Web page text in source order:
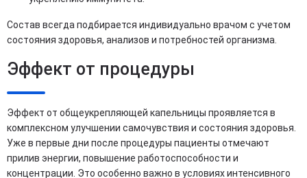
Состав всегда подбирается индивидуально врачом с учетом
состояния здоровья, анализов и потребностей организма.
Эффект от процедуры
Эффект от общеукрепляющей капельницы проявляется в
комплексном улучшении самочувствия и состояния здоровья.
Уже в первые дни после процедуры пациенты отмечают
прилив энергии, повышение работоспособности и
концентрации. Это особенно важно в условиях интенсивного